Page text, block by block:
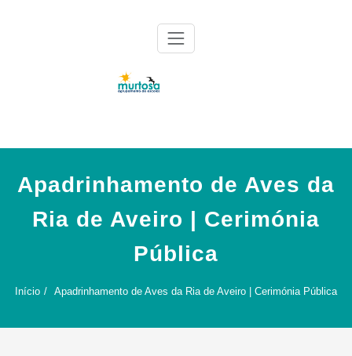
Apadrinhamento de Aves da
Ria de Aveiro | Cerimónia
Pública
Início Apadrinhamento de Aves da Ria de Aveiro | Cerimónia Pública